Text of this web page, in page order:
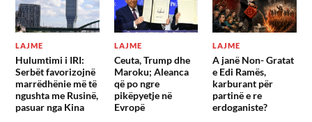
LAJME
Hulumtimi i IRI:
Serbët favorizojnë
marrëdhënie më të
ngushta me Rusinë,
pasuar nga Kina
LAJME
Ceuta, Trump dhe
Maroku; Aleanca
që po ngre
pikëpyetje në
Evropë
LAJME
A janë Non- Gratat
e Edi Ramës,
karburant për
partinë e re
erdoganiste?